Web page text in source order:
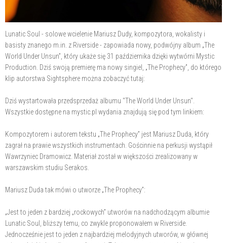
Lunatic Soul - solowe wcielenie Mariusz Dudy, kompozytora, wokalisty i
basisty znanego m.in. z Riverside - zapowiada nowy, podwójny album „The
World Under Unsun”, który ukaże się 31 października dzięki wytwórni Mystic
Production. Dziś swoją premierę ma nowy singiel, „The Prophecy”, do którego
klip autorstwa Sightsphere można zobaczyć tutaj:
Dziś wystartowała przedsprzedaż albumu "The World Under Unsun".
Wszystkie dostępne na mystic.pl wydania znajdują się pod tym linkiem:
Kompozytorem i autorem tekstu „The Prophecy” jest Mariusz Duda, który
zagrał na prawie wszystkich instrumentach. Gościnnie na perkusji wystąpił
Wawrzyniec Dramowicz. Materiał został w większości zrealizowany w
warszawskim studiu Serakos.
Mariusz Duda tak mówi o utworze „The Prophecy”:
„Jest to jeden z bardziej „rockowych” utworów na nadchodzącym albumie
Lunatic Soul, bliższy temu, co zwykle proponowałem w Riverside.
Jednocześnie jest to jeden z najbardziej melodyjnych utworów, w głównej